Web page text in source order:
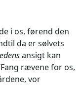
i os, førend den
da er sølvets
ansigt kan
rævene for os,
vor